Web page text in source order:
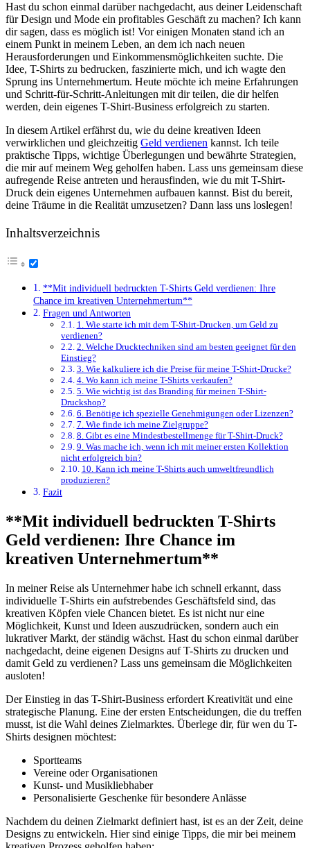
Hast ⁢du schon einmal darüber nachgedacht, aus deiner Leidenschaft
für Design und ⁤Mode ein profitables Geschäft zu‍ machen?⁣ Ich kann⁣
dir‌ sagen, dass es möglich ist! Vor⁣ einigen‌ Monaten ⁢stand ich an
⁣einem Punkt in meinem Leben, an dem ich nach neuen
Herausforderungen und Einkommensmöglichkeiten suchte. ‌Die
Idee, T-Shirts zu bedrucken,‌ faszinierte mich, und ich wagte​ den ​
Sprung ins Unternehmertum. ​Heute möchte ich meine Erfahrungen
und Schritt-für-Schritt-Anleitungen mit dir teilen, die dir helfen
werden, dein⁣ eigenes T-Shirt-Business erfolgreich zu starten.
In ‍diesem Artikel erfährst du, wie du deine ⁢kreativen Ideen
verwirklichen‍ und⁣ gleichzeitig Geld verdienen kannst. Ich teile
praktische Tipps, wichtige Überlegungen und bewährte Strategien,
die ​mir ​auf meinem Weg geholfen haben. Lass uns gemeinsam ⁢diese
aufregende Reise antreten und herausfinden, ⁤wie du mit T-Shirt-
Druck⁣ dein eigenes Unternehmen aufbauen kannst. Bist ⁣du bereit,
deine Träume in die Realität umzusetzen? Dann ‍lass⁣ uns‌ loslegen!
Inhaltsverzeichnis
**Mit individuell​ bedruckten T-Shirts Geld verdienen:⁣ Ihre
Chance im kreativen‍ Unternehmertum**
Fragen ⁣und ​Antworten
1. Wie starte ⁤ich mit dem‍ T-Shirt-Drucken, um Geld zu
verdienen?
2. Welche Drucktechniken sind am besten geeignet für den
Einstieg?
3. Wie kalkuliere ich die Preise für meine T-Shirt-Drucke?
4. ‌Wo kann‍ ich meine T-Shirts verkaufen?
5. Wie wichtig ist das Branding für meinen T-Shirt-
Druckshop?
6. Benötige ⁣ich spezielle Genehmigungen oder Lizenzen?
7.⁢ Wie finde ich meine Zielgruppe?
8. Gibt es eine Mindestbestellmenge für T-Shirt-Druck?
9. Was mache ich, wenn⁢ ich mit meiner ersten Kollektion
nicht erfolgreich bin?
10. Kann ich meine T-Shirts auch umweltfreundlich
produzieren?
Fazit
**Mit individuell​ bedruckten T-Shirts
Geld verdienen:⁣ Ihre Chance im
kreativen‍ Unternehmertum**
In meiner Reise als Unternehmer habe ich schnell erkannt, ⁣dass
individuelle ‌T-Shirts ein aufstrebendes Geschäftsfeld sind, das
⁢kreativen Köpfen viele Chancen bietet. Es ist nicht nur eine
Möglichkeit, Kunst und Ideen auszudrücken, sondern auch ein
lukrativer Markt, der ständig wächst. Hast du schon ‍einmal⁣ darüber
nachgedacht, ⁣deine eigenen Designs ​auf T-Shirts zu drucken und
‍damit ⁢Geld zu verdienen? Lass uns gemeinsam die‍ Möglichkeiten
ausloten!
Der Einstieg in das T-Shirt-Business erfordert Kreativität‌ und eine
strategische Planung. Eine der ersten Entscheidungen, die du treffen
musst, ist die Wahl deines Zielmarktes. Überlege dir, für wen du T-
Shirts designen ⁢möchtest:
Sportteams
Vereine oder ⁤Organisationen
Kunst- und Musikliebhaber
Personalisierte‍ Geschenke für besondere⁤ Anlässe
Nachdem du deinen Zielmarkt definiert hast, ist ‌es an der Zeit, deine
Designs zu entwickeln. Hier sind ‍einige Tipps, die mir bei meinem‌